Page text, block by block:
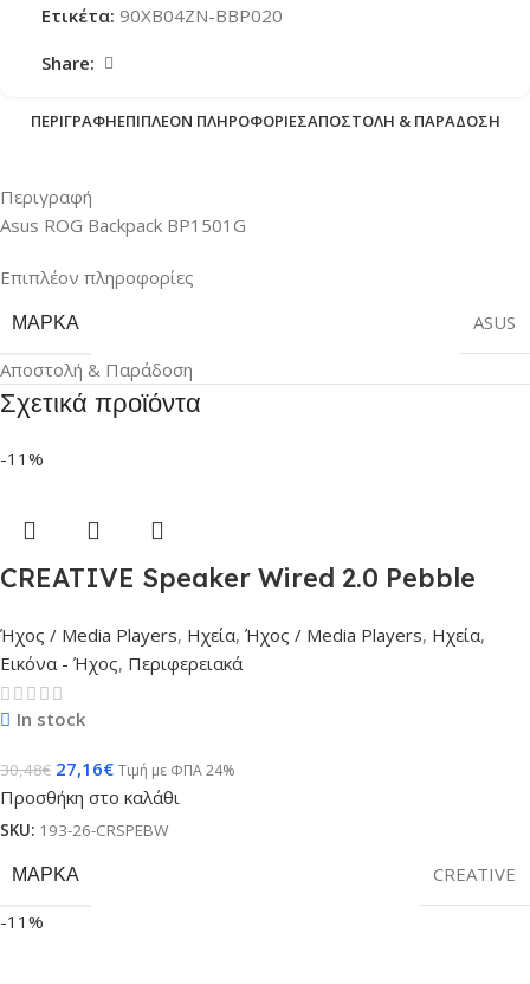
Ετικέτα: 90XB04ZN-BBP020
Share:
ΠΕΡΙΓΡΑΦΉΕΠΙΠΛΈΟΝ ΠΛΗΡΟΦΟΡΊΕΣΑΠΟΣΤΟΛΉ & ΠΑΡΆΔΟΣΗ
Περιγραφή
Asus ROG Backpack BP1501G
Επιπλέον πληροφορίες
ΜΆΡΚΑ
ASUS
Αποστολή & Παράδοση
Σχετικά προϊόντα
-11%
CREATIVE Speaker Wired 2.0 Pebble
Ήχος / Media Players, Ηχεία, Ήχος / Media Players, Ηχεία,
Εικόνα - Ήχος, Περιφερειακά
In stock
30,48€ 27,16€ Τιμή με ΦΠΑ 24%
Προσθήκη στο καλάθι
SKU: 193-26-CRSPEBW
ΜΆΡΚΑ
CREATIVE
-11%